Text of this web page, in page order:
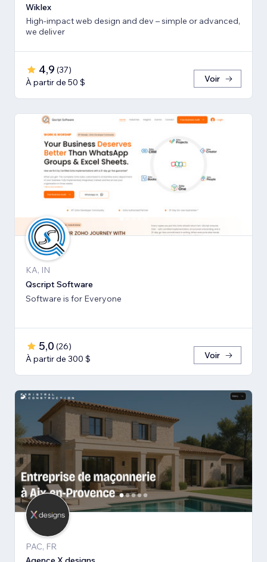
Wiklex
High-impact web design and dev – simple or advanced,
we deliver
4,9 (37)
À partir de 50 $
Voir
KA, IN
Qscript Software
Software is for Everyone
5,0 (26)
À partir de 300 $
Voir
PAC, FR